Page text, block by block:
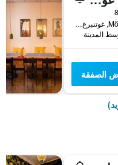
Mölndalsvägen 23, غوتنبرغ (السويد), مقاطعة فاسترا غوتالاند, السويد
الصفقة